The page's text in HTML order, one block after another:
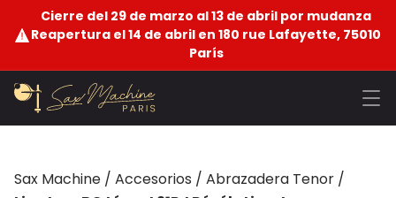
Cierre del 29 de marzo al 13 de abril por mudanza
Reapertura el 14 de abril en 180 rue Lafayette, 75010
París
Sax Machine / Accesorios / Abrazadera Tenor /